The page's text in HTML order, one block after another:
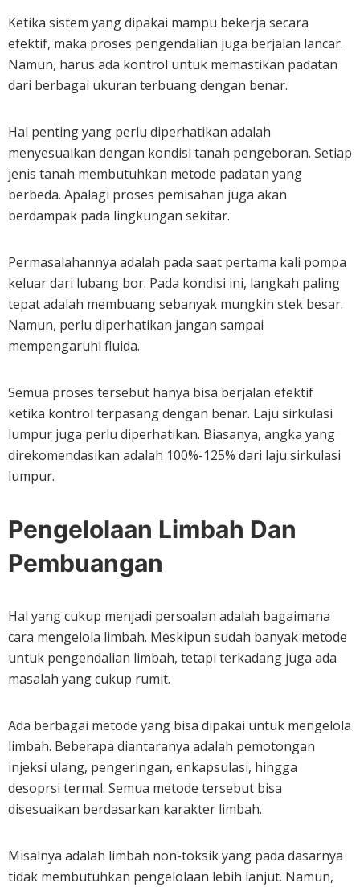
Ketika sistem yang dipakai mampu bekerja secara
efektif, maka proses pengendalian juga berjalan lancar.
Namun, harus ada kontrol untuk memastikan padatan
dari berbagai ukuran terbuang dengan benar.
Hal penting yang perlu diperhatikan adalah
menyesuaikan dengan kondisi tanah pengeboran. Setiap
jenis tanah membutuhkan metode padatan yang
berbeda. Apalagi proses pemisahan juga akan
berdampak pada lingkungan sekitar.
Permasalahannya adalah pada saat pertama kali pompa
keluar dari lubang bor. Pada kondisi ini, langkah paling
tepat adalah membuang sebanyak mungkin stek besar.
Namun, perlu diperhatikan jangan sampai
mempengaruhi fluida.
Semua proses tersebut hanya bisa berjalan efektif
ketika kontrol terpasang dengan benar. Laju sirkulasi
lumpur juga perlu diperhatikan. Biasanya, angka yang
direkomendasikan adalah 100%-125% dari laju sirkulasi
lumpur.
Pengelolaan Limbah Dan
Pembuangan
Hal yang cukup menjadi persoalan adalah bagaimana
cara mengelola limbah. Meskipun sudah banyak metode
untuk pengendalian limbah, tetapi terkadang juga ada
masalah yang cukup rumit.
Ada berbagai metode yang bisa dipakai untuk mengelola
limbah. Beberapa diantaranya adalah pemotongan
injeksi ulang, pengeringan, enkapsulasi, hingga
desoprsi termal. Semua metode tersebut bisa
disesuaikan berdasarkan karakter limbah.
Misalnya adalah limbah non-toksik yang pada dasarnya
tidak membutuhkan pengelolaan lebih lanjut. Namun,